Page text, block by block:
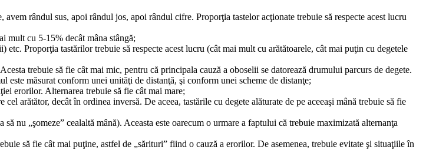
rândul sus, apoi rândul jos, apoi rândul cifre. Proporţia tastelor acţionate trebuie să respecte acest lucru
mult cu 5-15% decât mâna stângă;
Proporţia tastărilor trebuie să respecte acest lucru (cât mai mult cu arătătoarele, cât mai puţin cu degetele
trebuie să fie cât mai mic, pentru că principala cauză a oboselii se datorează drumului parcurs de degete.
este măsurat conform unei unităţi de distanţă, şi conform unei scheme de distanţe;
erorilor. Alternarea trebuie să fie cât mai mare;
arătător, decât în ordinea inversă. De aceea, tastările cu degete alăturate de pe aceeaşi mână trebuie să fie
nu „şomeze” cealaltă mână). Aceasta este oarecum o urmare a faptului că trebuie maximizată alternanţa
să fie cât mai puţine, astfel de „sărituri” fiind o cauză a erorilor. De asemenea, trebuie evitate şi situaţiile în